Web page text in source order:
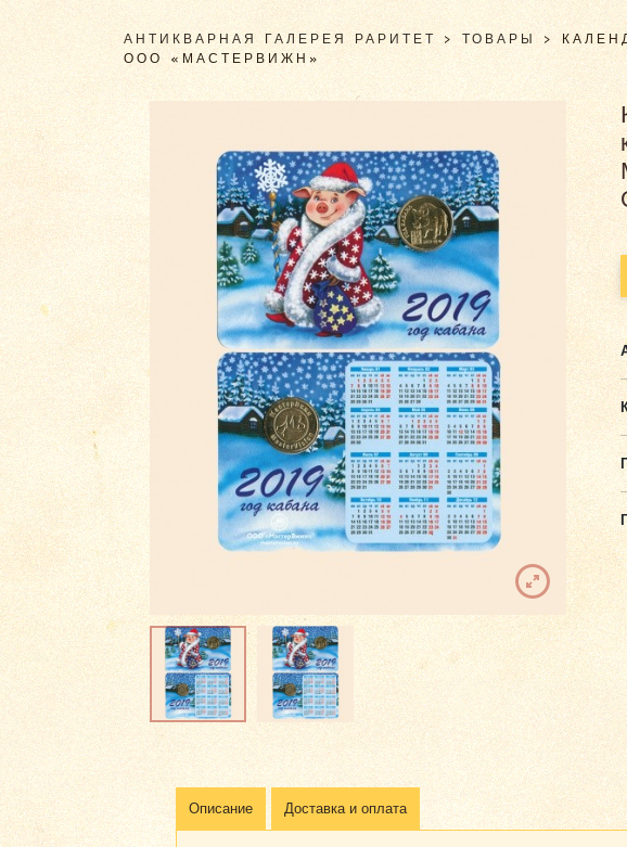
АНТИКВАРНАЯ ГАЛЕРЕЯ РАРИТЕТ>ТОВАРЫ >
ООО «МАСТЕРВИЖН»
Описание Доставка и оплата